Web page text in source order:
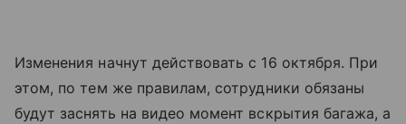
Изменения начнут действовать с 16 октября. При
этом, по тем же правилам, сотрудники обязаны
будут заснять на видео момент вскрытия багажа, а